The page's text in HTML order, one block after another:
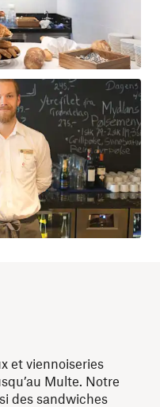
et viennoiseries
Multe. Notre
des sandwiches